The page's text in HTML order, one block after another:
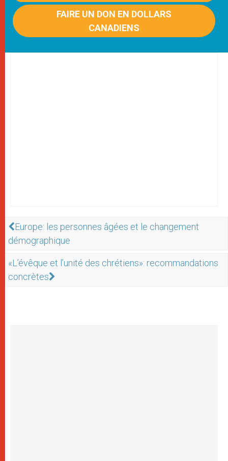
FAIRE UN DON EN DOLLARS
CANADIENS
Europe: les personnes âgées et le changement
démographique
«L’évêque et l’unité des chrétiens»: recommandations
concrètes